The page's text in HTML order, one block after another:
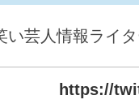
い芸人情報ライ
https://